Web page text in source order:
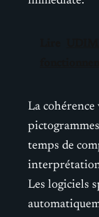
La cohérence
temps de
Les logiciels